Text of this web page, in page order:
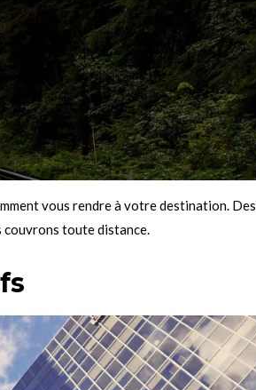
vous rendre à votre destination.
couvrons toute distance.